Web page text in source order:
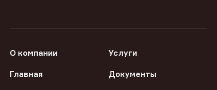
О компании Услуги
Главная Документы